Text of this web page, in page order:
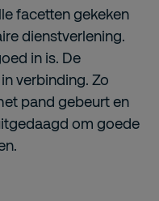
facetten gekeken
dienstverlening.
in is. De
verbinding. Zo
pand gebeurt en
om goede